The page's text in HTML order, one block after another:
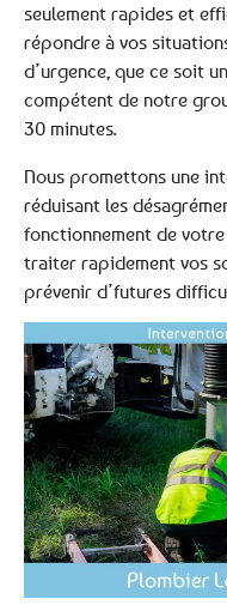
seulement rapides et
répondre à vos
d’urgence, que ce soit
compétent de notre
30 minutes.
Nous promettons une
réduisant les
fonctionnement de
traiter rapidement vos
prévenir d’futures